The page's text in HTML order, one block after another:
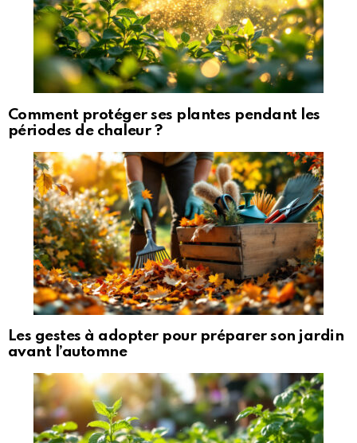
Comment protéger ses plantes pendant les
périodes de chaleur ?
Les gestes à adopter pour préparer son jardin
avant l’automne